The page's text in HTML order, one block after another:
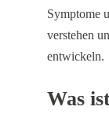
Symptome
verstehen
entwickeln.
Was